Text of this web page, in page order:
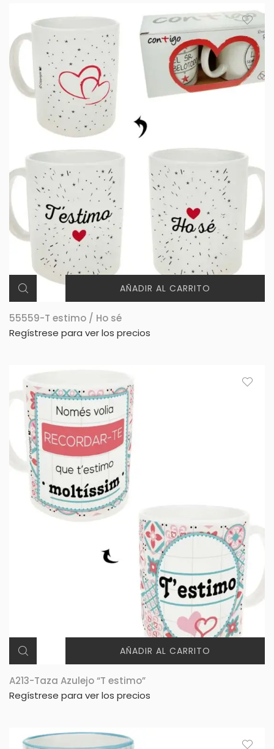
AÑADIR AL CARRITO
55559-T estimo / Ho sé
Regístrese para ver los precios
AÑADIR AL CARRITO
A213-Taza Azulejo “T estimo”
Regístrese para ver los precios